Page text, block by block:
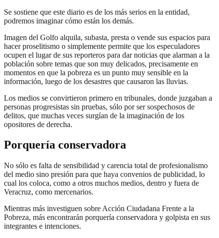
Se sostiene que este diario es de los más serios en la entidad,
podremos imaginar cómo están los demás.
Imagen del Golfo alquila, subasta, presta o vende sus espacios para
hacer proselitismo o simplemente permite que los especuladores
ocupen el lugar de sus reporteros para dar noticias que alarman a la
población sobre temas que son muy delicados, precisamente en
momentos en que la pobreza es un punto muy sensible en la
información, luego de los desastres que causaron las lluvias.
Los medios se convirtieron primero en tribunales, donde juzgaban a
personas progresistas sin pruebas, sólo por ser sospechosos de
delitos, que muchas veces surgían de la imaginación de los
opositores de derecha.
Porquería conservadora
No sólo es falta de sensibilidad y carencia total de profesionalismo
del medio sino presión para que haya convenios de publicidad, lo
cual los coloca, como a otros muchos medios, dentro y fuera de
Veracruz, como mercenarios.
Mientras más investiguen sobre Acción Ciudadana Frente a la
Pobreza, más encontrarán porquería conservadora y golpista en sus
integrantes e intenciones.